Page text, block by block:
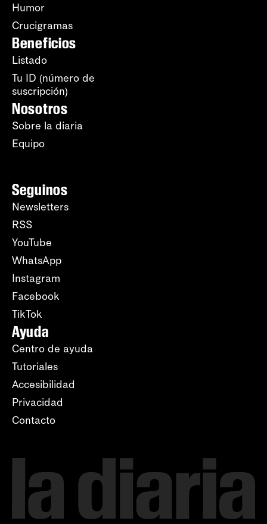
Humor
Crucigramas
Beneficios
Listado
Tu ID (número de
suscripción)
Nosotros
Sobre la diaria
Equipo
Seguinos
Newsletters
RSS
YouTube
WhatsApp
Instagram
Facebook
TikTok
Ayuda
Centro de ayuda
Tutoriales
Accesibilidad
Privacidad
Contacto